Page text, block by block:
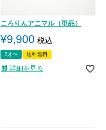
ころりんアニマル（単品）
¥9,900 税込
2才〜 送料無料
詳細を見る